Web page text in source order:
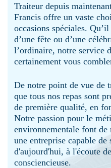
Traiteur depuis
Francis offre un vaste
occasions spéciales. Qu’il
d’une fête ou d’une
l’ordinaire, notre service
certainement vous
De notre point de vue de
que tous nos repas sont
de première qualité, en
Notre passion pour le
environnementale font de
une entreprise capable de
d'aujourd'hui, à l'écoute
consciencieuse.